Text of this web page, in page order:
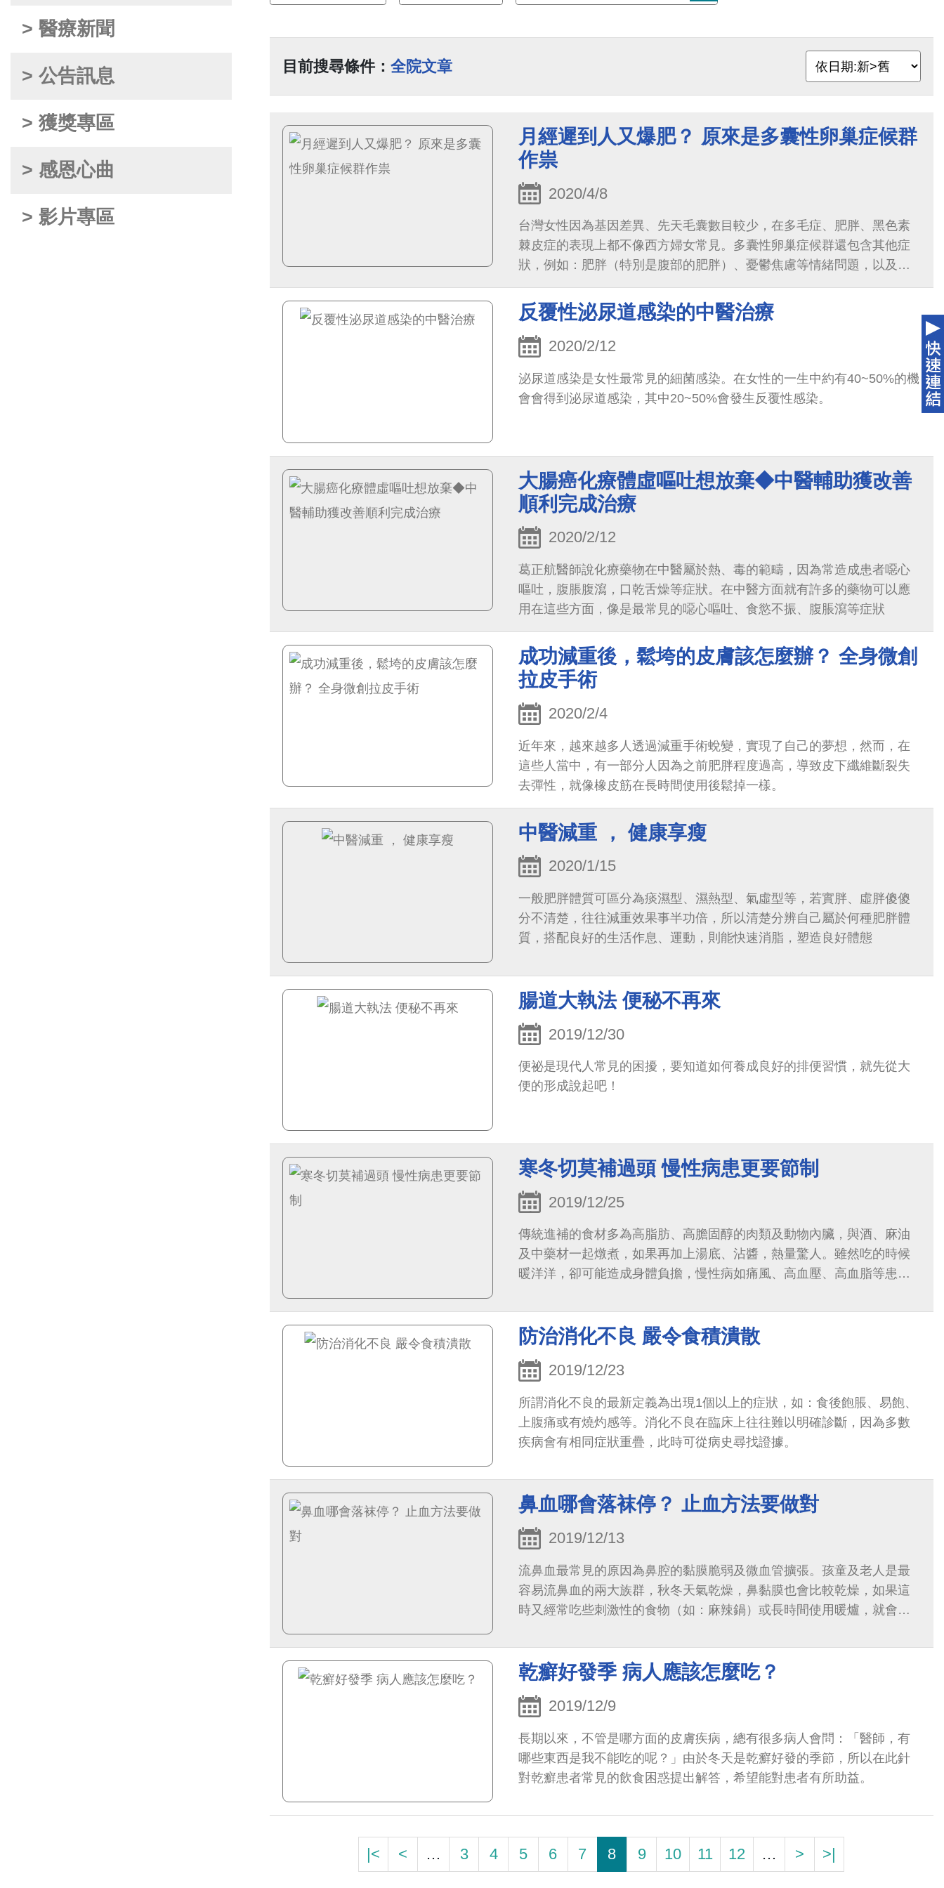
> 醫療新聞
> 公告訊息
> 獲獎專區
> 感恩心曲
> 影片專區
目前搜尋條件： 全院文章
月經遲到人又爆肥？ 原來是多囊性卵巢症候群
作祟
2020/4/8
台灣女性因為基因差異、先天毛囊數目較少，在多毛症、肥胖、黑色素
棘皮症的表現上都不像西方婦女常見。多囊性卵巢症候群還包含其他症
狀，例如：肥胖（特別是腹部的肥胖）、憂鬱焦慮等情緒問題，以及胰
島素阻抗所造成的血糖不穩定...
反覆性泌尿道感染的中醫治療
2020/2/12
泌尿道感染是女性最常見的細菌感染。在女性的一生中約有40~50%的機
會會得到泌尿道感染，其中20~50%會發生反覆性感染。
大腸癌化療體虛嘔吐想放棄◆中醫輔助獲改善
順利完成治療
2020/2/12
葛正航醫師說化療藥物在中醫屬於熱、毒的範疇，因為常造成患者噁心
嘔吐，腹脹腹瀉，口乾舌燥等症狀。在中醫方面就有許多的藥物可以應
用在這些方面，像是最常見的噁心嘔吐、食慾不振、腹脹瀉等症狀
成功減重後，鬆垮的皮膚該怎麼辦？ 全身微創
拉皮手術
2020/2/4
近年來，越來越多人透過減重手術蛻變，實現了自己的夢想，然而，在
這些人當中，有一部分人因為之前肥胖程度過高，導致皮下纖維斷裂失
去彈性，就像橡皮筋在長時間使用後鬆掉一樣。
中醫減重 ， 健康享瘦
2020/1/15
一般肥胖體質可區分為痰濕型、濕熱型、氣虛型等，若實胖、虛胖傻傻
分不清楚，往往減重效果事半功倍，所以清楚分辨自己屬於何種肥胖體
質，搭配良好的生活作息、運動，則能快速消脂，塑造良好體態
腸道大執法 便秘不再來
2019/12/30
便祕是現代人常見的困擾，要知道如何養成良好的排便習慣，就先從大
便的形成說起吧！
寒冬切莫補過頭 慢性病患更要節制
2019/12/25
傳統進補的食材多為高脂肪、高膽固醇的肉類及動物內臟，與酒、麻油
及中藥材一起燉煮，如果再加上湯底、沾醬，熱量驚人。雖然吃的時候
暖洋洋，卻可能造成身體負擔，慢性病如痛風、高血壓、高血脂等患者
防治消化不良 嚴令食積潰散
2019/12/23
所謂消化不良的最新定義為出現1個以上的症狀，如：食後飽脹、易飽、
上腹痛或有燒灼感等。消化不良在臨床上往往難以明確診斷，因為多數
疾病會有相同症狀重疊，此時可從病史尋找證據。
鼻血哪會落袜停？ 止血方法要做對
2019/12/13
流鼻血最常見的原因為鼻腔的黏膜脆弱及微血管擴張。孩童及老人是最
容易流鼻血的兩大族群，秋冬天氣乾燥，鼻黏膜也會比較乾燥，如果這
時又經常吃些刺激性的食物（如：麻辣鍋）或長時間使用暖爐，就會使
乾癬好發季 病人應該怎麼吃？
2019/12/9
長期以來，不管是哪方面的皮膚疾病，總有很多病人會問：「醫師，有
哪些東西是我不能吃的呢？」由於冬天是乾癬好發的季節，所以在此針
對乾癬患者常見的飲食困惑提出解答，希望能對患者有所助益。
|< < … 3 4 5 6 7 8 9 10 11 12 … > >|